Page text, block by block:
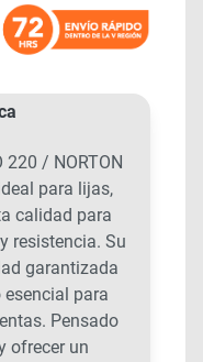
220 / NORTON
para lijas,
calidad para
resistencia. Su
garantizada
para
Pensado
ofrecer un